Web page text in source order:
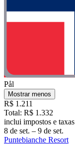
Pål
Mostrar menos
R$ 1.211
Total: R$ 1.332
inclui impostos e taxas
8 de set. – 9 de set.
Puntebianche Resort